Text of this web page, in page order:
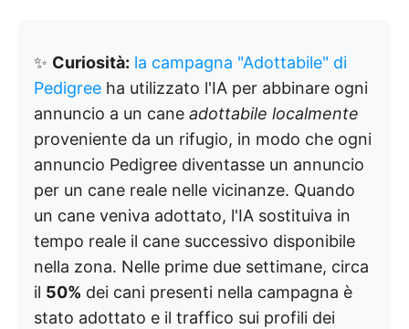
✨ Curiosità: la campagna "Adottabile" di
Pedigree ha utilizzato l'IA per abbinare ogni
annuncio a un cane adottabile localmente
proveniente da un rifugio, in modo che ogni
annuncio Pedigree diventasse un annuncio
per un cane reale nelle vicinanze. Quando
un cane veniva adottato, l'IA sostituiva in
tempo reale il cane successivo disponibile
nella zona. Nelle prime due settimane, circa
il 50% dei cani presenti nella campagna è
stato adottato e il traffico sui profili dei